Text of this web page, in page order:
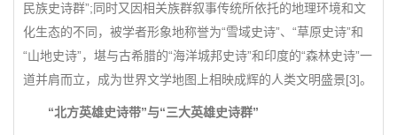
民族史诗群”;同时又因相关族群叙事传统所依托的地理环境和文
化生态的不同，被学者形象地称誉为“雪域史诗”、“草原史诗”和
“山地史诗”，堪与古希腊的“海洋城邦史诗”和印度的“森林史诗”一
道并肩而立，成为世界文学地图上相映成辉的人类文明盛景[3]。
“北方英雄史诗带”与“三大英雄史诗群”